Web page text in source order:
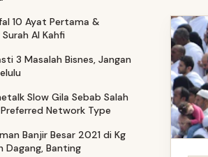
10 Ayat Pertama &
Al Kahfi
3 Masalah Bisnes, Jangan
Slow Gila Sebab Salah
Network Type
Banjir Besar 2021 di Kg
Dagang, Banting